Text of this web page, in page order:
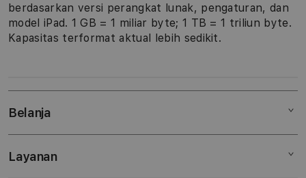
berdasarkan versi perangkat lunak, pengaturan, dan
model iPad. 1 GB = 1 miliar byte; 1 TB = 1 triliun byte.
Kapasitas terformat aktual lebih sedikit.
Belanja
Mac
Layanan